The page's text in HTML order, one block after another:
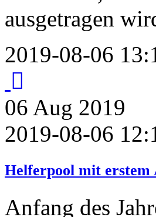
ausgetragen
2019-08-06
06 Aug 2019
2019-08-06
Helferpool mit erstem
Anfang des